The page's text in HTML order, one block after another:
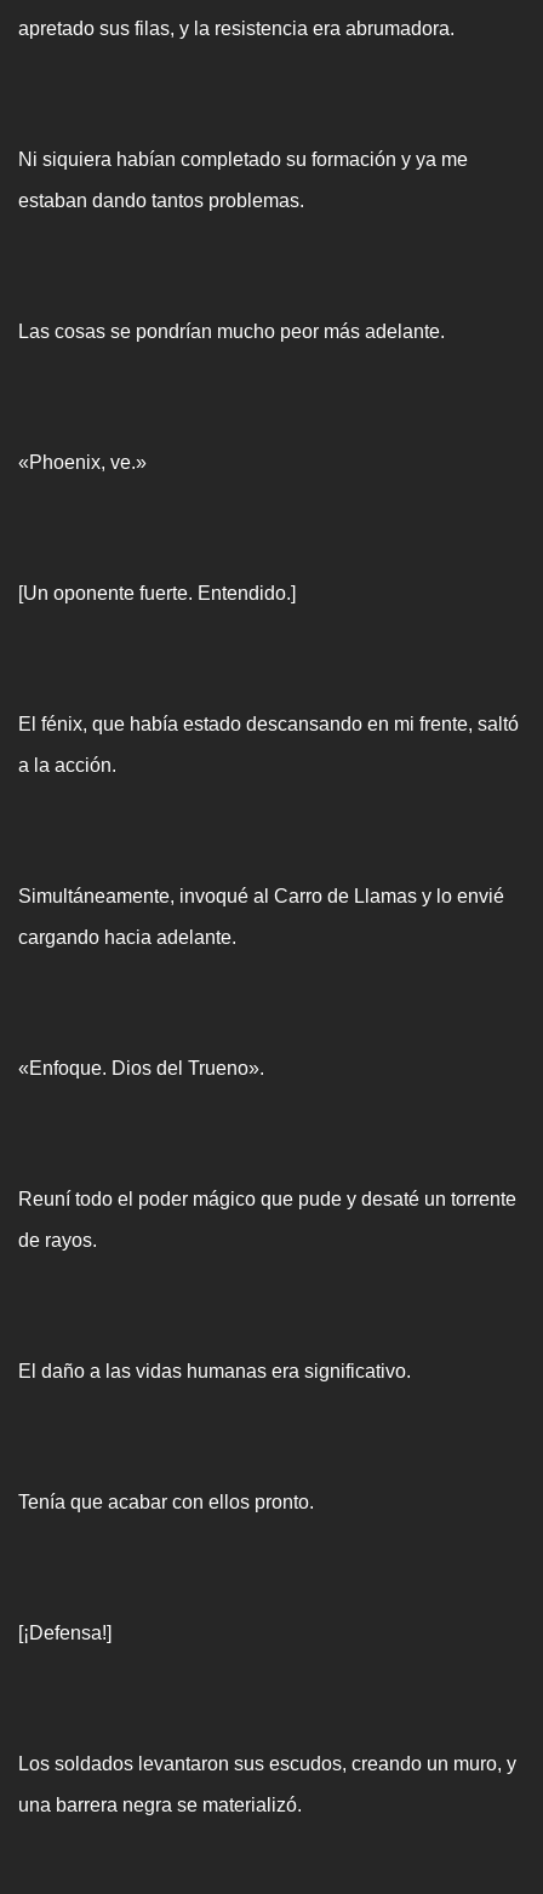
apretado sus filas, y la resistencia era abrumadora.
Ni siquiera habían completado su formación y ya me
estaban dando tantos problemas.
Las cosas se pondrían mucho peor más adelante.
«Phoenix, ve.»
[Un oponente fuerte. Entendido.]
El fénix, que había estado descansando en mi frente, saltó
a la acción.
Simultáneamente, invoqué al Carro de Llamas y lo envié
cargando hacia adelante.
«Enfoque. Dios del Trueno».
Reuní todo el poder mágico que pude y desaté un torrente
de rayos.
El daño a las vidas humanas era significativo.
Tenía que acabar con ellos pronto.
[¡Defensa!]
Los soldados levantaron sus escudos, creando un muro, y
una barrera negra se materializó.